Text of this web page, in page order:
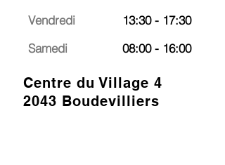
Vendredi
Samedi
13:30 - 17:30
08:00 - 16:00
Centre du Village 4
2043 Boudevilliers